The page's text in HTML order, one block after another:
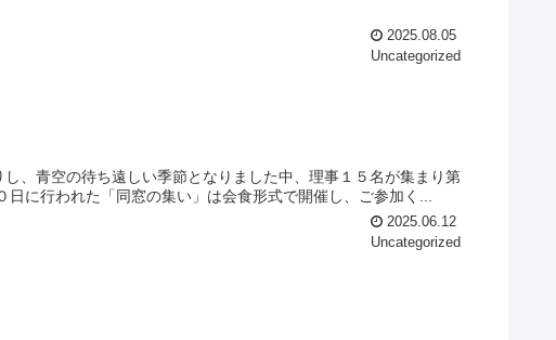
2025.08.05
Uncategorized
、青空の待ち遠しい季節となりました中、理事１５名が集まり第
に行われた「同窓の集い」は会食形式で開催し、ご参加く...
2025.06.12
Uncategorized